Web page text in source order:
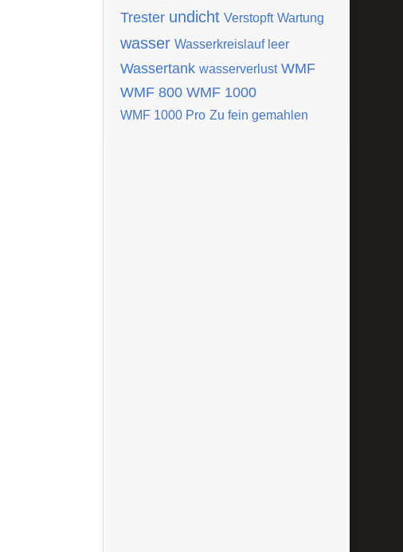
Trester undicht Verstopft Wartung
wasser Wasserkreislauf leer
Wassertank wasserverlust WMF
WMF 800 WMF 1000
WMF 1000 Pro Zu fein gemahlen